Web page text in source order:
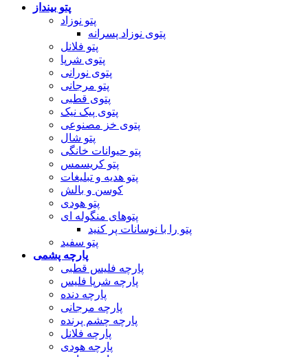
پتو بینداز
پتو نوزاد
پتوی نوزاد پسرانه
پتو فلانل
پتوی شرپا
پتوی نورانی
پتو مرجانی
پتوی قطبی
پتوی پیک نیک
پتوی خز مصنوعی
پتو شال
پتو حیوانات خانگی
پتو کریسمس
پتو هدیه و تبلیغات
کوسن و بالش
پتو هودی
پتوهای منگوله ای
پتو را با نوسانات پر کنید
پتو سفید
پارچه پشمی
پارچه فلیس قطبی
پارچه شرپا فلیس
پارچه دنده
پارچه مرجانی
پارچه چشم پرنده
پارچه فلانل
پارچه هودی